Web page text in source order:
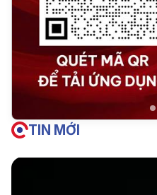
TIN MỚI